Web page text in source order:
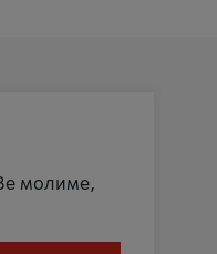
молиме,